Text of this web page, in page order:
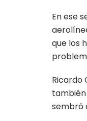
En ese
que los
Ricardo
también
sembró